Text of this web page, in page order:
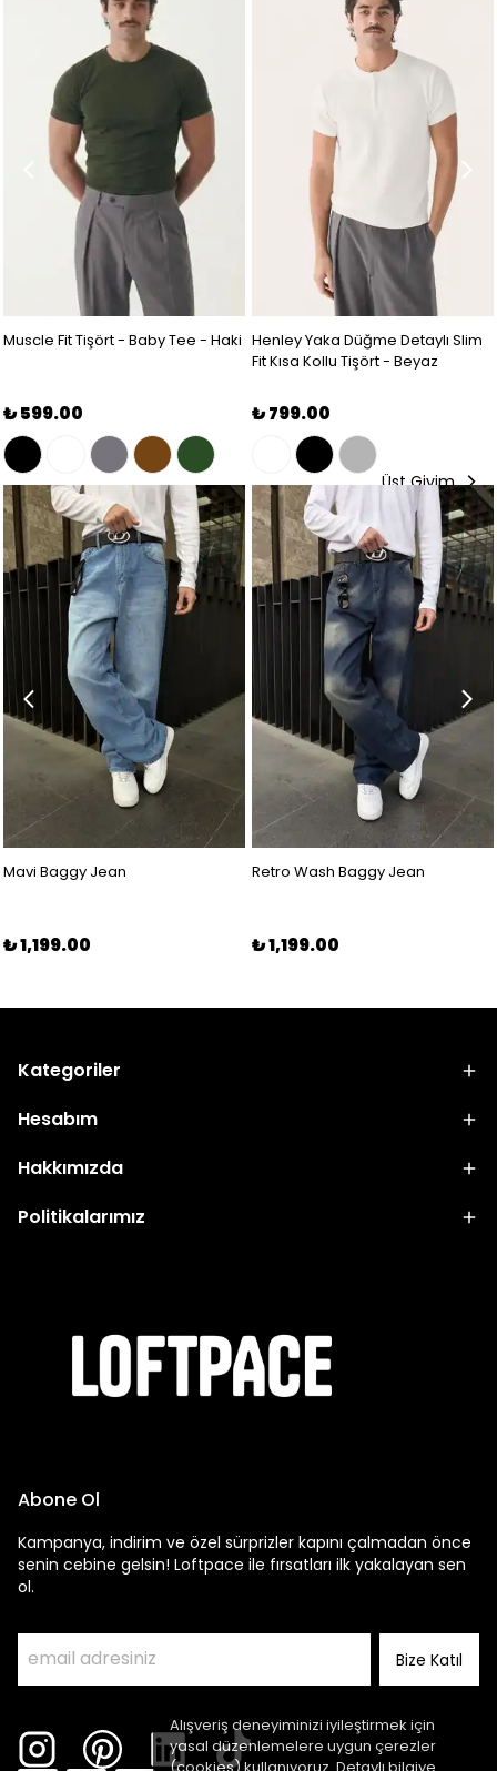
Alışveriş deneyiminizi iyileştirmek için
yasal düzenlemelere uygun çerezler
Muscle Fit Tişört - Baby Tee - Haki
₺ 599.00
Henley Yaka Düğme Detaylı Slim
Fit Kısa Kollu Tişört - Beyaz
₺ 799.00
Üst Giyim
Mavi Baggy Jean
₺ 1,199.00
Retro Wash Baggy Jean
₺ 1,199.00
Kategoriler
Hesabım
Hakkımızda
Politikalarımız
Abone Ol
Kampanya, indirim ve özel sürprizler kapını çalmadan önce
senin cebine gelsin! Loftpace ile fırsatları ilk yakalayan sen
ol.
Bize Katıl